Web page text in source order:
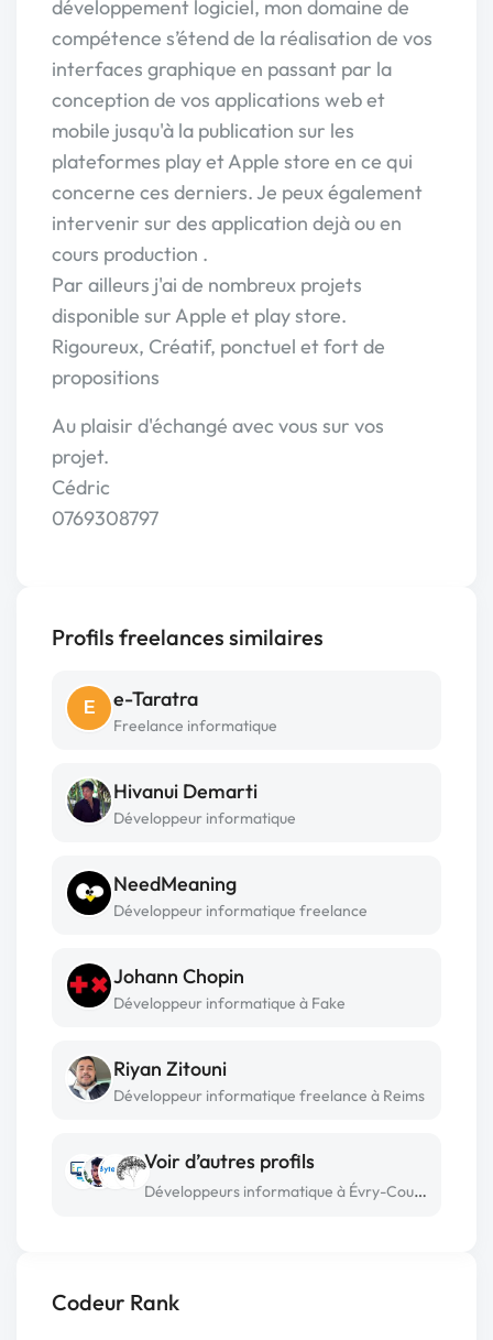
Codeur Rank
développement logiciel, mon domaine de
compétence s’étend de la réalisation de vos
interfaces graphique en passant par la
conception de vos applications web et
mobile jusqu'à la publication sur les
plateformes play et Apple store en ce qui
concerne ces derniers. Je peux également
intervenir sur des application dejà ou en
cours production .
Par ailleurs j'ai de nombreux projets
disponible sur Apple et play store.
Rigoureux, Créatif, ponctuel et fort de
propositions
Au plaisir d'échangé avec vous sur vos
projet.
Cédric
0769308797
Profils freelances similaires
E e-Taratra
Freelance informatique
Hivanui Demarti
Développeur informatique
NeedMeaning
Développeur informatique freelance
Johann Chopin
Développeur informatique à Fake
Riyan Zitouni
Développeur informatique freelance à Reims
Voir d’autres profils
Développeurs informatique à Évry-Courcouronnes